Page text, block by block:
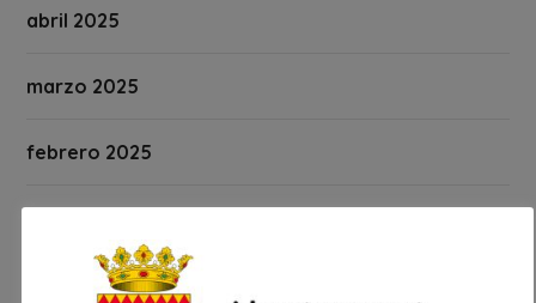
abril 2025
marzo 2025
febrero 2025
diciembre 2024